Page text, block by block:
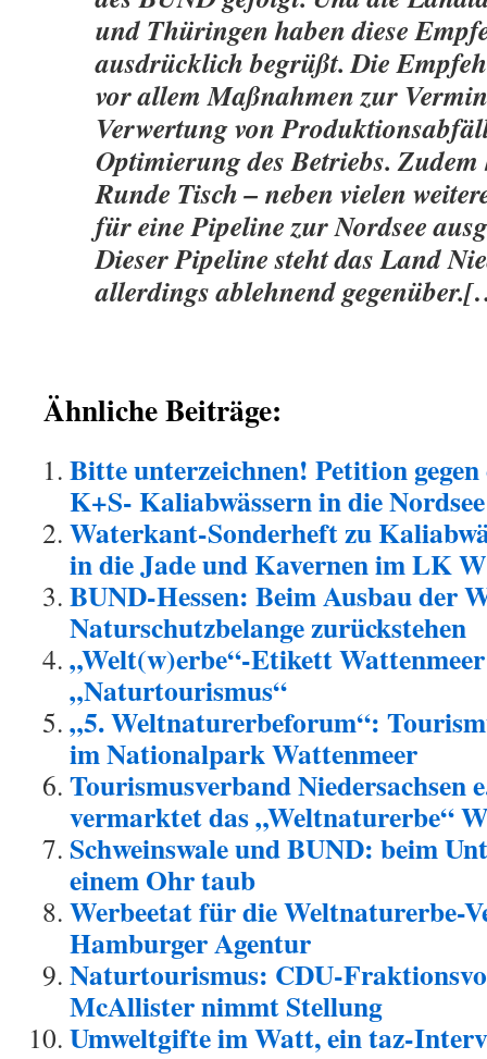
und Thüringen haben diese
ausdrücklich begrüßt. Die
vor allem Maßnahmen zur
Verwertung von
Optimierung des Betriebs.
Runde Tisch – neben vielen
für eine Pipeline zur Nordsee
Dieser Pipeline steht das Land
allerdings ablehnend
Ähnliche Beiträge:
Bitte unterzeichnen! Petition
K+S- Kaliabwässern in die Nordsee
Waterkant-Sonderheft zu
in die Jade und Kavernen im LK
BUND-Hessen: Beim Ausbau der
Naturschutzbelange zurückstehen
„Welt(w)erbe“-Etikett
„Naturtourismus“
„5. Weltnaturerbeforum“:
im Nationalpark Wattenmeer
Tourismusverband Niedersachsen
vermarktet das „Weltnaturerbe“
Schweinswale und BUND: beim
einem Ohr taub
Werbeetat für die Weltnaturerbe-
Hamburger Agentur
Naturtourismus: CDU-
McAllister nimmt Stellung
Umweltgifte im Watt, ein taz-